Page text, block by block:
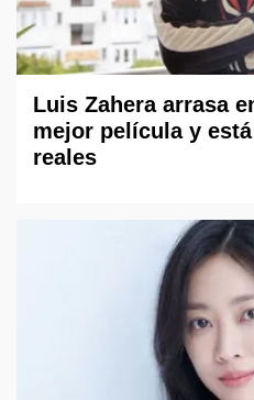
Luis Zahera arrasa
mejor película y
reales